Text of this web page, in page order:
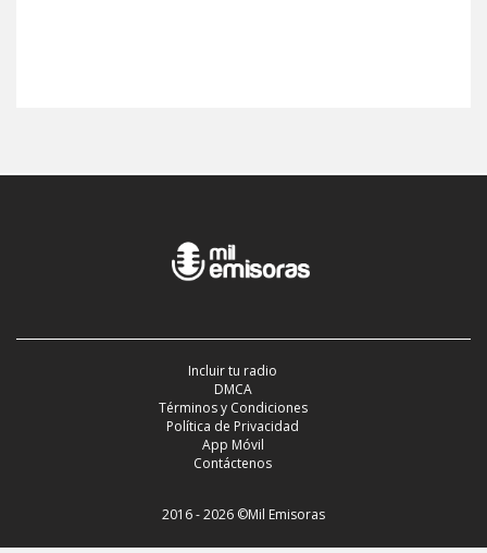
Incluir tu radio
DMCA
Términos y Condiciones
Política de Privacidad
App Móvil
Contáctenos
2016 - 2026 ©Mil Emisoras